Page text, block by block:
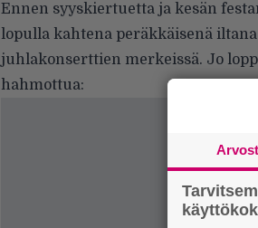
Ennen syyskiertuetta ja kesän
lopulla kahtena peräkkäisenä
juhlakonserttien merkeissä. Jo
hahmottua: